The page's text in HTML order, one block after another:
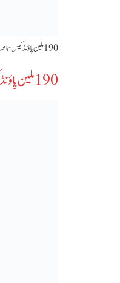
‫190 ملین پاؤنڈ کیس سماعت کل، عمران خان اور بشریٰ بی بی کی سزا معطلی اور دیگر درخواستیں اسلام آباد ہائیکورٹ میں زیر سماعت آئیں گی۔‬
‫190 ملین پاؤنڈ کیس سزا معطلی: اسلام آباد ہائیکورٹ کا تحریری حکم جاری‬